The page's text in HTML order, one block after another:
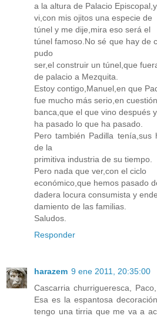
a la altura de Palacio
vi,con mis ojitos una especie de
túnel y me dije,mira eso será el
túnel famoso.No sé que hay de
pudo
ser,el construir un túnel,que
de palacio a Mezquita.
Estoy contigo,Manuel,en que
fue mucho más serio,en
banca,que el que vino después
ha pasado lo que ha pasado.
Pero también Padilla tenía,sus
de la
primitiva industria de su tiempo.
Pero nada que ver,con el ciclo
económico,que hemos pasado
dadera locura consumista y
damiento de las familias.
Saludos.
Responder
harazem 9 ene 2011, 20:35:00
Cascarria churrigueresca,
Esa es la espantosa
tengo una tirria que me va a